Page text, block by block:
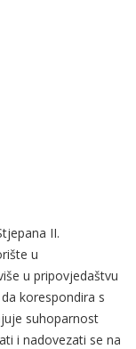
II.
u
u pripovjedaštvu
korespondira s
suhoparnost
i nadovezati se na